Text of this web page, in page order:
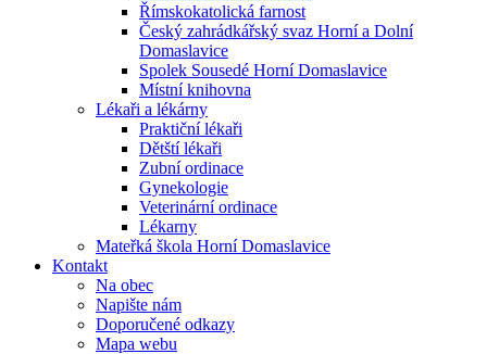
Římskokatolická farnost
Český zahrádkářský svaz Horní a Dolní
Domaslavice
Spolek Sousedé Horní Domaslavice
Místní knihovna
Lékaři a lékárny
Praktiční lékaři
Dětští lékaři
Zubní ordinace
Gynekologie
Veterinární ordinace
Lékarny
Mateřká škola Horní Domaslavice
Kontakt
Na obec
Napište nám
Doporučené odkazy
Mapa webu